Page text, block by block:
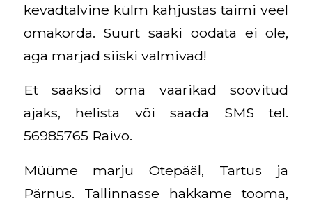
kevadtalvine külm kahjustas taimi veel
omakorda. Suurt saaki oodata ei ole,
aga marjad siiski valmivad!
Et saaksid oma vaarikad soovitud
ajaks, helista või saada SMS tel.
56985765 Raivo.
Müüme marju Otepääl, Tartus ja
Pärnus. Tallinnasse hakkame tooma,